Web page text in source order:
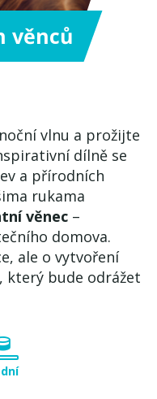
vlnu a prožijte
dílně se
a přírodních
rukama
věnec –
domova.
ale o vytvoření
který bude odrážet
věnců